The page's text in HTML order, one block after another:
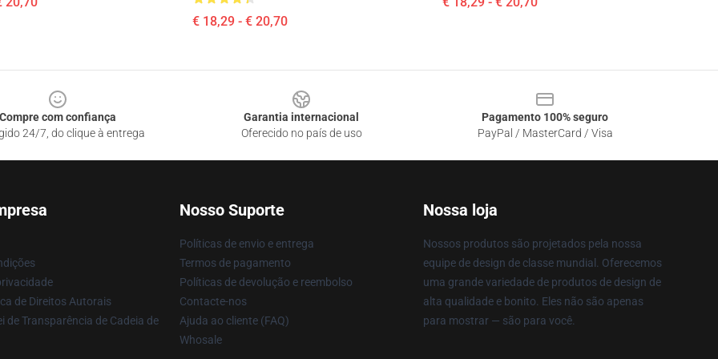
€ 18,29 - € 20,70
Compre com confiança
24/7, do clique à entrega
Garantia internacional
Oferecido no país de uso
Pagamento 100% seguro
PayPal / MasterCard / Visa
de Direitos Autorais
de Transparência de Cadeia de
Nosso Suporte
Políticas de envio e entrega
Termos de pagamento
Políticas de devolução e reembolso
Contacte-nos
Ajuda ao cliente (FAQ)
Whosale
Nossa loja
Nossos produtos são projetados pela nossa
equipe de design de classe mundial. Oferecemos
uma grande variedade de produtos de design de
alta qualidade e bonito. Eles não são apenas
para mostrar — são para você.